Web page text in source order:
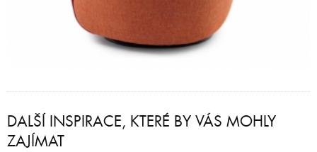
DALŠÍ INSPIRACE, KTERÉ BY VÁS MOHLY
ZAJÍMAT